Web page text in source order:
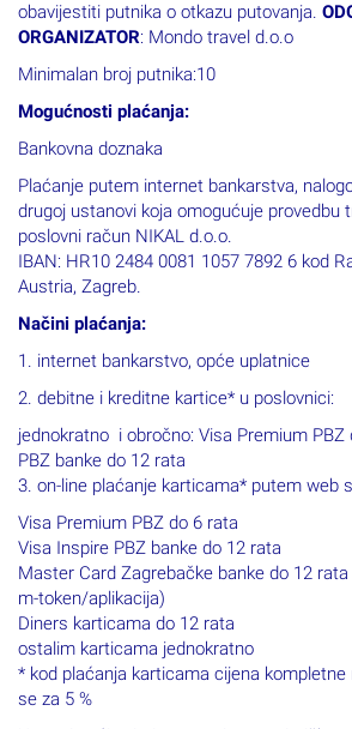
obavijestiti putnika o otkazu putovanja.
ORGANIZATOR: Mondo travel d.o.o
Minimalan broj putnika:10
Mogućnosti plaćanja:
Bankovna doznaka
Plaćanje putem internet bankarstva,
drugoj ustanovi koja omogućuje provedbu
poslovni račun NIKAL d.o.o.
IBAN: HR10 2484 0081 1057 7892 6 kod
Austria, Zagreb.
Načini plaćanja:
1. internet bankarstvo, opće uplatnice
2. debitne i kreditne kartice* u poslovnici:
jednokratno i obročno: Visa Premium PBZ
PBZ banke do 12 rata
3. on-line plaćanje karticama* putem web
Visa Premium PBZ do 6 rata
Visa Inspire PBZ banke do 12 rata
Master Card Zagrebačke banke do 12
m-token/aplikacija)
Diners karticama do 12 rata
ostalim karticama jednokratno
* kod plaćanja karticama cijena kompletne
se za 5 %